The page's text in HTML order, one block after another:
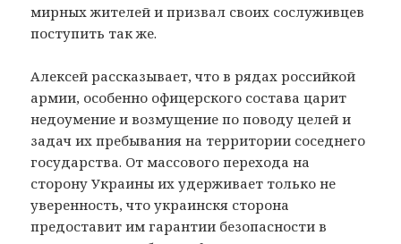
мирных жителей и призвал своих сослуживцев
поступить так же.
Алексей рассказывает, что в рядах российкой
армии, особенно офицерского состава царит
недоумение и возмущение по поводу целей и
задач их пребывания на территории соседнего
государства. От массового перехода на
сторону Украины их удерживает только не
уверенность, что украинскя сторона
предоставит им гарантии безопасности в